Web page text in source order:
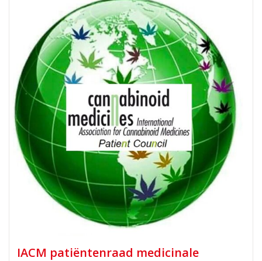
IACM patiëntenraad medicinale